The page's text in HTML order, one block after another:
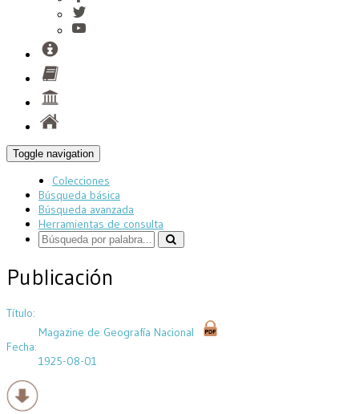
Toggle navigation
Colecciones
Búsqueda básica
Búsqueda avanzada
Herramientas de consulta
Publicación
Título:
Magazine de Geografía Nacional
Fecha:
1925-08-01